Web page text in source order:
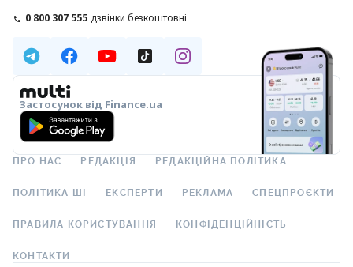
0 800 307 555 дзвінки безкоштовні
Застосунок від Finance.ua
ПРО НАС РЕДАКЦІЯ РЕДАКЦІЙНА ПОЛІТИКА
ПОЛІТИКА ШІ ЕКСПЕРТИ РЕКЛАМА СПЕЦПРОЄКТИ
ПРАВИЛА КОРИСТУВАННЯ КОНФІДЕНЦІЙНІСТЬ
КОНТАКТИ